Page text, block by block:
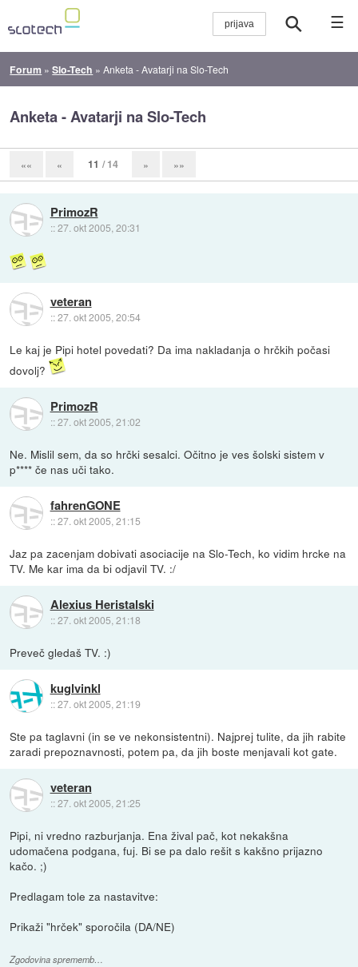
☰
Forum »Slo-Tech »Anketa - Avatarji na Slo-Tech
Anketa - Avatarji na Slo-Tech
«« « 11 / 14 » »»
PrimozR
::27. okt 2005, 20:31
veteran
::27. okt 2005, 20:54
Le kaj je Pipi hotel povedati? Da ima nakladanja o hrčkih počasi
dovolj?
PrimozR
::27. okt 2005, 21:02
Ne. Mislil sem, da so hrčki sesalci. Očitno je ves šolski sistem v
p**** če nas uči tako.
fahrenGONE
::27. okt 2005, 21:15
Jaz pa zacenjam dobivati asociacije na Slo-Tech, ko vidim hrcke na
TV. Me kar ima da bi odjavil TV. :/
Alexius Heristalski
::27. okt 2005, 21:18
Preveč gledaš TV. :)
kuglvinkl
::27. okt 2005, 21:19
Ste pa taglavni (in se ve nekonsistentni). Najprej tulite, da jih rabite
zaradi prepoznavnosti, potem pa, da jih boste menjavali kot gate.
veteran
::27. okt 2005, 21:25
Pipi, ni vredno razburjanja. Ena žival pač, kot nekakšna
udomačena podgana, fuj. Bi se pa dalo rešit s kakšno prijazno
kačo. ;)
Predlagam tole za nastavitve:
Prikaži "hrček" sporočila (DA/NE)
Zgodovina sprememb…